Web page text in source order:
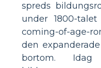
spreds
under 1800-
coming-of-age-
den
bortom.